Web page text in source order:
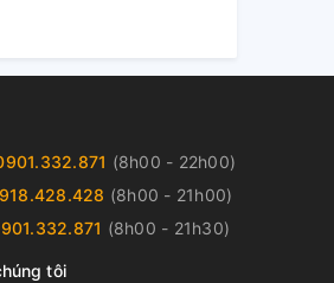
(8h00 - 22h00)
(8h00 - 21h00)
(8h00 - 21h30)
tôi